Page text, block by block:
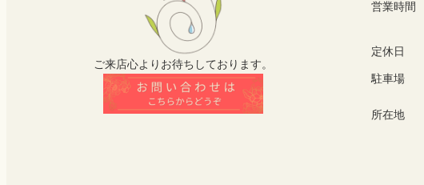
ご来店心よりお待ちしております。
営業時間
定休日
駐車場
所在地